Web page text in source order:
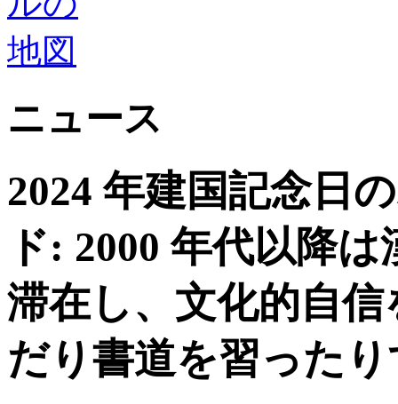
ニュース
2024 年建国記念日
ド: 2000 年代以降
滞在し、文化的自
だり書道を習った